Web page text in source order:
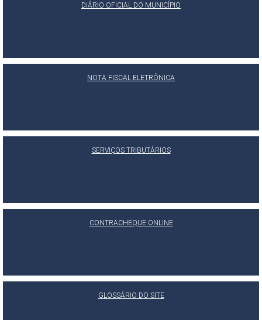
DIÁRIO OFICIAL DO MUNICÍPIO
NOTA FISCAL ELETRÔNICA
SERVIÇOS TRIBUTÁRIOS
CONTRACHEQUE ONLINE
GLOSSÁRIO DO SITE